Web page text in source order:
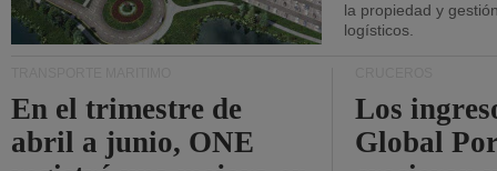
la propiedad y
logísticos.
En el trimestre de
abril a junio, ONE
Los
Global